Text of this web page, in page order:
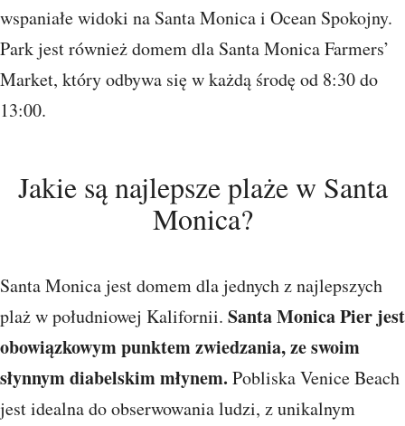
wspaniałe widoki na Santa Monica i Ocean Spokojny.
Park jest również domem dla Santa Monica Farmers’
Market, który odbywa się w każdą środę od 8:30 do
13:00.
Jakie są najlepsze plaże w Santa
Monica?
Santa Monica jest domem dla jednych z najlepszych
plaż w południowej Kalifornii. Santa Monica Pier jest
obowiązkowym punktem zwiedzania, ze swoim
słynnym diabelskim młynem. Pobliska Venice Beach
jest idealna do obserwowania ludzi, z unikalnym